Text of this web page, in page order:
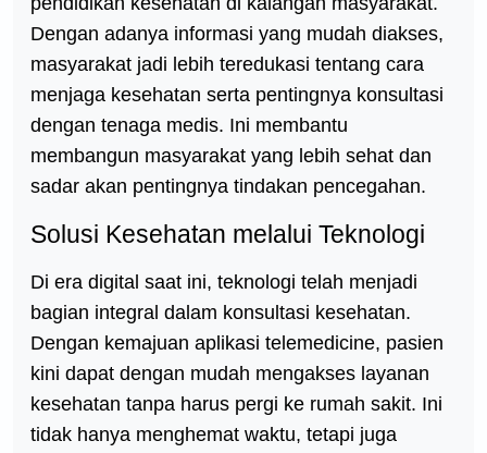
Dengan adanya informasi yang mudah diakses,
masyarakat jadi lebih teredukasi tentang cara
menjaga kesehatan serta pentingnya konsultasi
dengan tenaga medis. Ini membantu
membangun masyarakat yang lebih sehat dan
sadar akan pentingnya tindakan pencegahan.
Solusi Kesehatan melalui Teknologi
Di era digital saat ini, teknologi telah menjadi
bagian integral dalam konsultasi kesehatan.
Dengan kemajuan aplikasi telemedicine, pasien
kini dapat dengan mudah mengakses layanan
kesehatan tanpa harus pergi ke rumah sakit. Ini
tidak hanya menghemat waktu, tetapi juga